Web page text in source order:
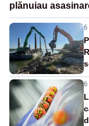
plănuiau
6
6